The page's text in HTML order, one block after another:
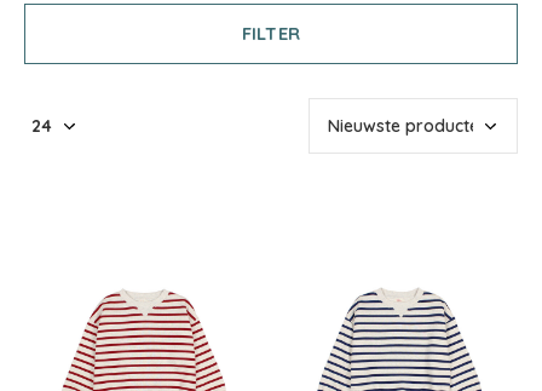
FILTER